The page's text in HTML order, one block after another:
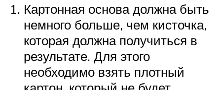
Картонная основа должна быть
немного больше, чем кисточка,
которая должна получиться в
результате. Для этого
необходимо взять плотный